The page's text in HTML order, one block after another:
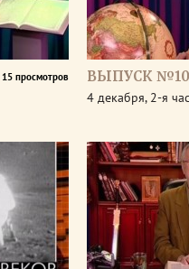
15 просмотров ВЫПУСК
4 декабря, 2-я